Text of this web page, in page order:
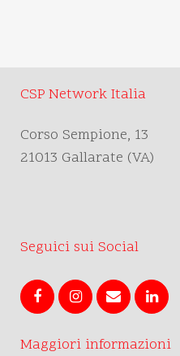
CSP Network Italia
Corso Sempione, 13
21013 Gallarate (VA)
Seguici sui Social
Maggiori informazioni